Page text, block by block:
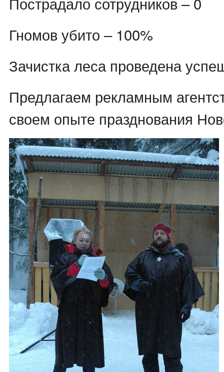
Гномов убито – 100%
Зачистка леса проведена
Предлагаем рекламным
своем опыте празднования